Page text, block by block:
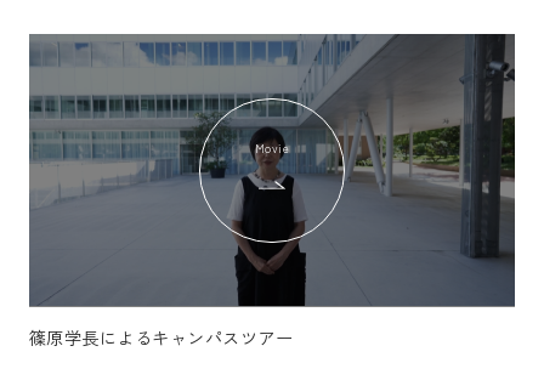
Movie
篠原学長によるキャンパスツアー